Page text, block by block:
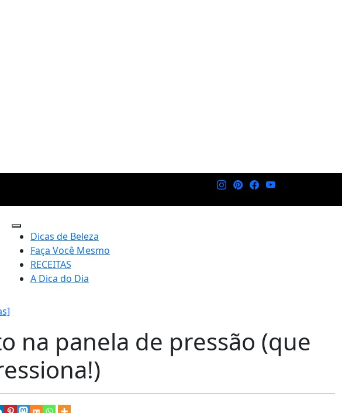
Dicas de Beleza
Faça Você Mesmo
RECEITAS
A Dica do Dia
na panela de pressão (que